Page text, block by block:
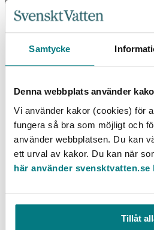
Samtycke
Denna webbplats använder
Vi använder kakor (cookies) för
fungera så bra som möjligt och
använder webbplatsen. Du kan
ett urval av kakor. Du kan när
här använder svensktvatten.se
Tillåt
Processmodell för vattenverk
LÄS MER